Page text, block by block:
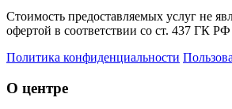
Стоимость предоставляемых услуг не
офертой в соответствии со ст. 437 ГК РФ
Политика конфиденциальности
О центре